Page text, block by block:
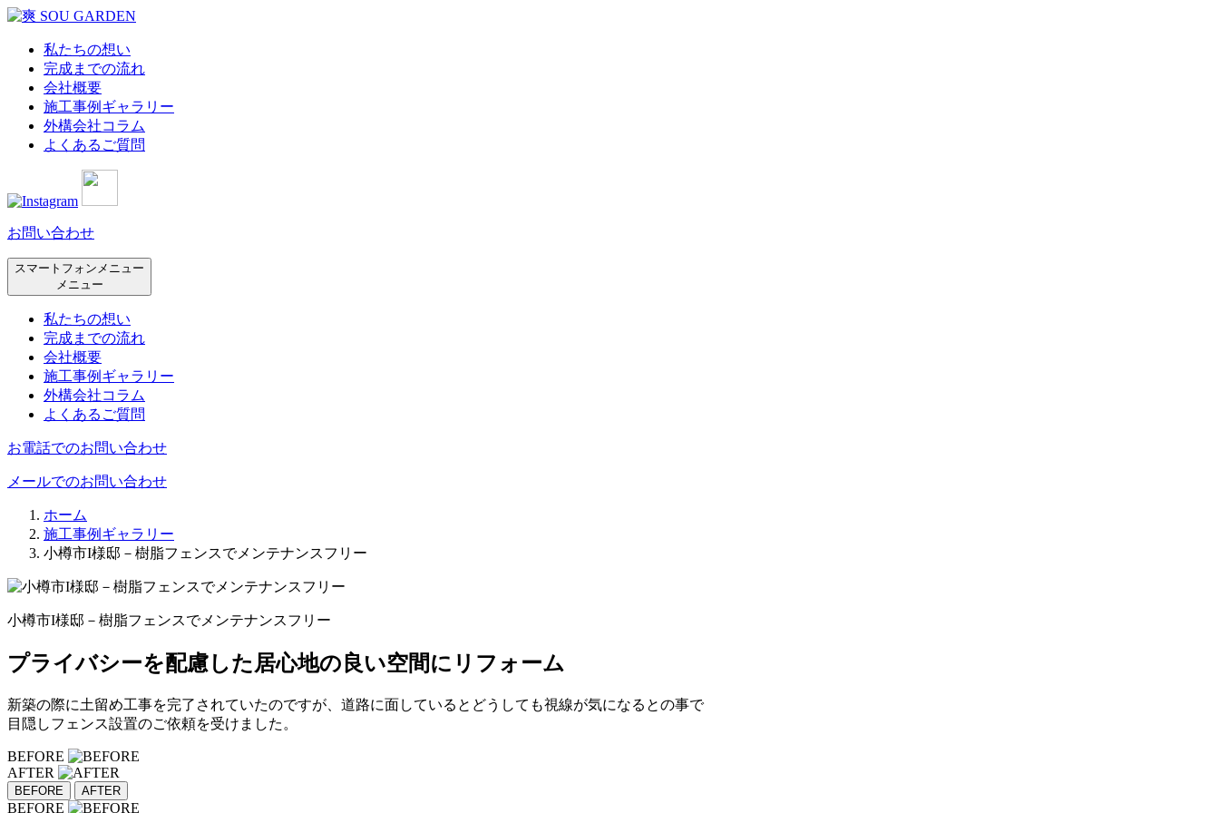
私たちの想い
完成までの流れ
会社概要
施工事例ギャラリー
外構会社コラム
よくあるご質問
お問い合わせ
スマートフォンメニュー
メニュー
私たちの想い
完成までの流れ
会社概要
施工事例ギャラリー
外構会社コラム
よくあるご質問
お電話でのお問い合わせ
メールでのお問い合わせ
ホーム
施工事例ギャラリー
小樽市I様邸－樹脂フェンスでメンテナンスフリー
小樽市I様邸－樹脂フェンスでメンテナンスフリー
プライバシーを配慮した居心地の良い空間にリフォーム
新築の際に土留め工事を完了されていたのですが、道路に面しているとどうしても視線が気になるとの事で
目隠しフェンス設置のご依頼を受けました。
BEFORE
AFTER
BEFORE AFTER
BEFORE